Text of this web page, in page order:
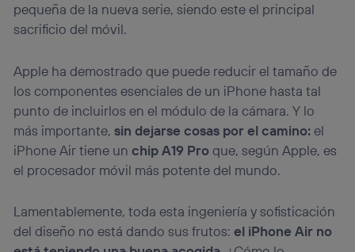
pequeña de la nueva serie, siendo este el principal
sacrificio del móvil.
Apple ha demostrado que puede reducir el tamaño de
los componentes esenciales de un iPhone hasta tal
punto de incluirlos en el módulo de la cámara. Y lo
más importante,sin dejarse cosas por el camino:el
iPhone Air tiene unchip A19 Proque, según Apple, es
el procesador móvil más potente del mundo.
Lamentablemente, toda esta ingeniería y sofisticación
del diseño no está dando sus frutos:el iPhone Air no